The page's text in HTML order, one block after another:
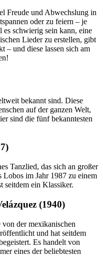
Freude und Abwechslung in
oder zu feiern – je
schwierig sein kann, eine
Lieder zu erstellen, gibt
– und diese lassen sich am
bekannt sind. Diese
auf der ganzen Welt,
sind die fünf bekanntesten
Tanzlied, das sich an großer
im Jahr 1987 zu einem
seitdem ein Klassiker.
(1940)
der mexikanischen
und hat seitdem
Es handelt von
eines der beliebtesten